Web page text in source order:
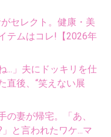
セレクト。健康・美
テムはコレ!【2026年
...」夫にドッキリを仕
直後、“笑えない展
妻が帰宅。「あ、
と言われたワケ...マ